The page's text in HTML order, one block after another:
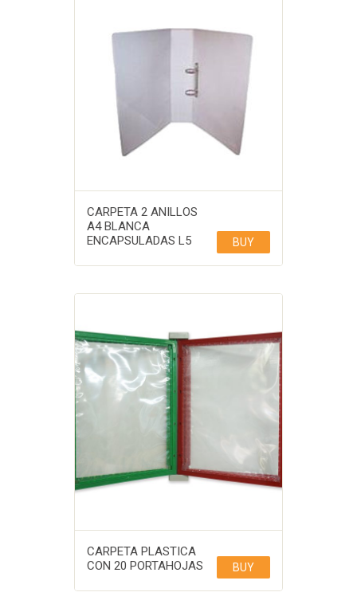
CARPETA 2 ANILLOS
A4 BLANCA
ENCAPSULADAS L5
BUY
CARPETA PLASTICA
CON 20 PORTAHOJAS
BUY